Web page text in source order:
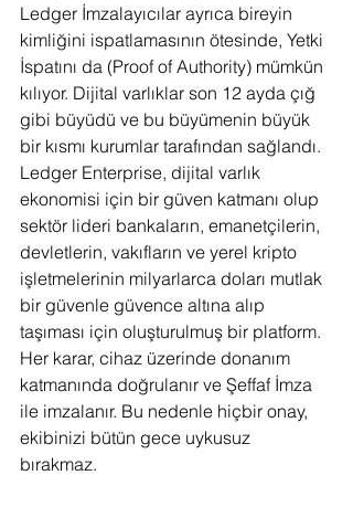
Ledger İmzalayıcılar ayrıca bireyin
kimliğini ispatlamasının ötesinde, Yetki
İspatını da (Proof of Authority) mümkün
kılıyor. Dijital varlıklar son 12 ayda çığ
gibi büyüdü ve bu büyümenin büyük
bir kısmı kurumlar tarafından sağlandı.
Ledger Enterprise, dijital varlık
ekonomisi için bir güven katmanı olup
sektör lideri bankaların, emanetçilerin,
devletlerin, vakıfların ve yerel kripto
işletmelerinin milyarlarca doları mutlak
bir güvenle güvence altına alıp
taşıması için oluşturulmuş bir platform.
Her karar, cihaz üzerinde donanım
katmanında doğrulanır ve Şeffaf İmza
ile imzalanır. Bu nedenle hiçbir onay,
ekibinizi bütün gece uykusuz
bırakmaz.